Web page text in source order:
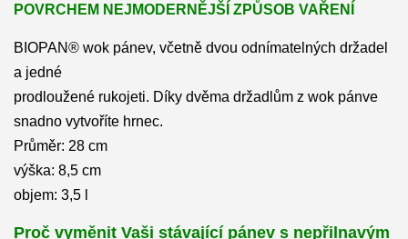
POVRCHEM NEJMODERNĚJŠÍ ZPŮSOB VAŘENÍ
BIOPAN® wok pánev, včetně dvou odnímatelných držadel
a jedné
prodloužené rukojeti. Díky dvěma držadlům z wok pánve
snadno vytvoříte hrnec.
Průměr: 28 cm
výška: 8,5 cm
objem: 3,5 l
Proč vyměnit Vaši stávající pánev s nepřilnavým